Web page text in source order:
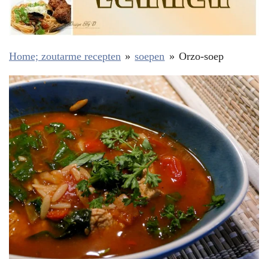
Home; zoutarme recepten » soepen » Orzo-soep